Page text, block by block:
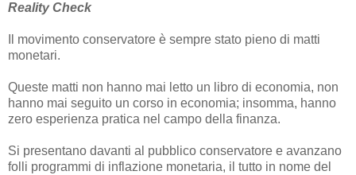
Reality Check
Il movimento conservatore è sempre stato pieno di matti
monetari.
Queste matti non hanno mai letto un libro di economia, non
hanno mai seguito un corso in economia; insomma, hanno
zero esperienza pratica nel campo della finanza.
Si presentano davanti al pubblico conservatore e avanzano
folli programmi di inflazione monetaria, il tutto in nome del